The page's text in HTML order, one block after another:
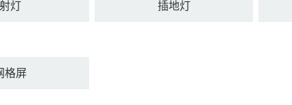
射灯 插地灯
格屏